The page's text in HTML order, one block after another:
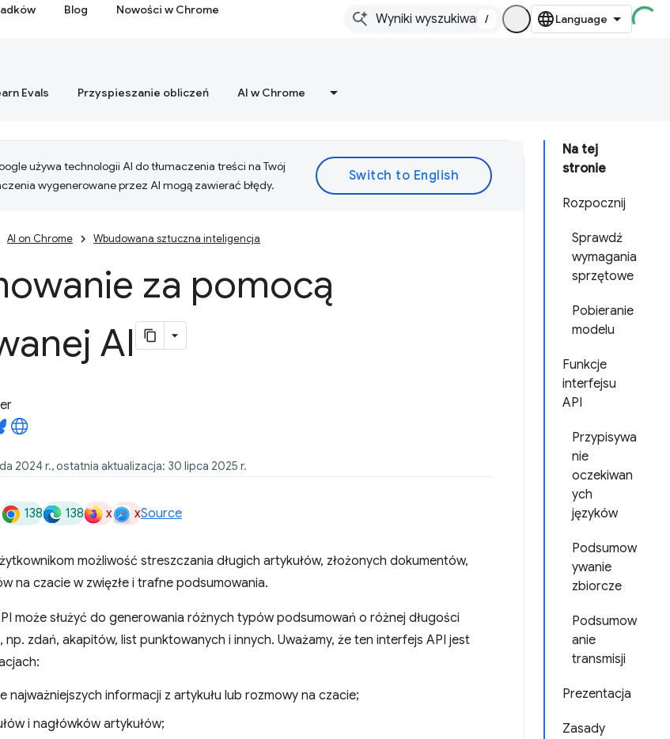
Blog Nowości w Chrome
/
Evals Przyspieszanie obliczeń AI w Chrome
Na tej
stronie
Rozpocznij
Sprawdź
wymagania
sprzętowe
Pobieranie
modelu
Funkcje
interfejsu
API
Przypisywa
nie
oczekiwan
ych
języków
Podsumow
ywanie
zbiorcze
Podsumow
anie
transmisji
Prezentacja
Zasady
używa technologii AI do tłumaczenia treści na Twój
wygenerowane przez AI mogą zawierać błędy.
AI on Chrome Wbudowana sztuczna inteligencja
za pomocą
AI
2024 r., ostatnia aktualizacja: 30 lipca 2025 r.
138 138 x xSource
możliwość streszczania długich artykułów, złożonych dokumentów,
na czacie w zwięzłe i trafne podsumowania.
może służyć do generowania różnych typów podsumowań o różnej długości
zdań, akapitów, list punktowanych i innych. Uważamy, że ten interfejs API jest
najważniejszych informacji z artykułu lub rozmowy na czacie;
i nagłówków artykułów;